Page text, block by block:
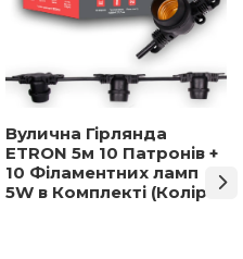
Вулична Гірлянда
ETRON 5м 10 Патронів +
10 Філаментних ламп
5W в Комплекті (Колір